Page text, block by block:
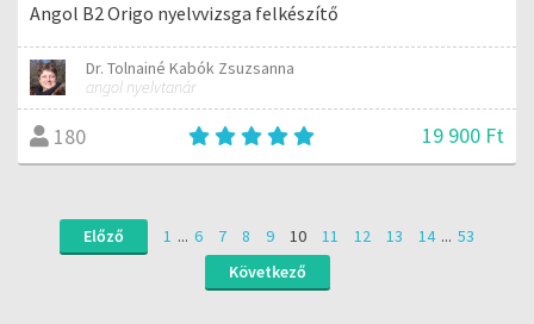
Angol B2 Origo nyelvvizsga felkészítő
Dr. Tolnainé Kabók Zsuzsanna
angol nyelvtanár
180 19 900 Ft
Előző 1 ... 6 7 8 9 10 11 12 13 14 ... 53
Következő